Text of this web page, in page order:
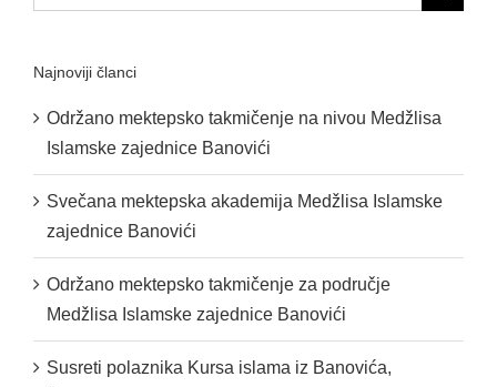
for:
Najnoviji članci
Održano mektepsko takmičenje na nivou Medžlisa
Islamske zajednice Banovići
Svečana mektepska akademija Medžlisa Islamske
zajednice Banovići
Održano mektepsko takmičenje za područje
Medžlisa Islamske zajednice Banovići
Susreti polaznika Kursa islama iz Banovića,